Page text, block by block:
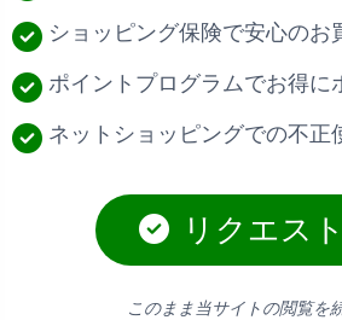
ショッピング保険で安心のお
ポイントプログラムでお得に
ネットショッピングでの不正
リクエス
このまま当サイトの閲覧を